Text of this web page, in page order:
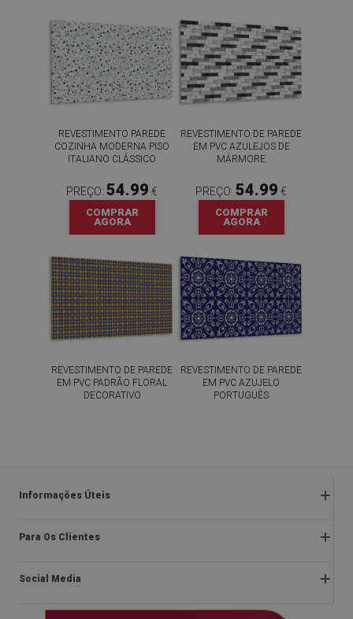
REVESTIMENTO PAREDE
COZINHA MODERNA PISO
ITALIANO CLÁSSICO
PREÇO: 54.99 €
COMPRAR
AGORA
REVESTIMENTO DE PAREDE
EM PVC AZULEJOS DE
MÁRMORE
PREÇO: 54.99 €
COMPRAR
AGORA
REVESTIMENTO DE PAREDE
EM PVC PADRÃO FLORAL
DECORATIVO
REVESTIMENTO DE PAREDE
EM PVC AZUJELO
PORTUGUÊS
Informações Úteis
Devoluções e reclamações
Política de privacidade e cookies
Para Os Clientes
Sobre nós
Social Media